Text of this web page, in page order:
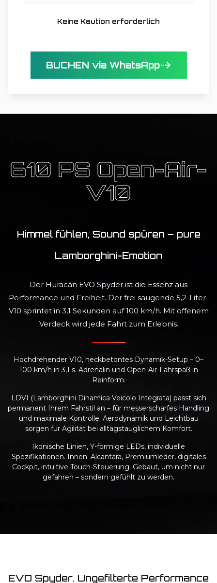
Keine Kaution erforderlich
BUCHEN via WhatsApp
610 PS Open-Air-
V10
Himmel fühlen, Sound spüren – pure
Lamborghini-Emotion
Der Huracán EVO Spyder ist die Essenz aus
Performance und Freiheit. Der frei saugende 5,2-Liter-
V10 sprintet in 3,1 Sekunden auf 100 km/h. Mit offenem
Verdeck wird jede Fahrt zum Erlebnis.
Hochdrehender V10, heckbetontes Dynamik-Setup – 0–
100 km/h in 3,1 s. Adrenalin und Open-Air-Fahrspaß in
Reinform.
LDVI (Lamborghini Dinamica Veicolo Integrata) passt sich
permanent Ihrem Fahrstil an – für messerscharfes Handling
und maximale Kontrolle. Aerodynamik und Leichtbau
sorgen für Agilität bei alltagstauglichem Komfort.
Ikonische Linien, Y-förmige LEDs, individuelle
Spezifikationen. Innen: Alcantara, Premiumleder, digitales
Cockpit, intuitive Touch-Steuerung. Gebaut, um nicht nur
gefahren – sondern gefühlt zu werden.
EVO Spyder. Ungefilterte Performance